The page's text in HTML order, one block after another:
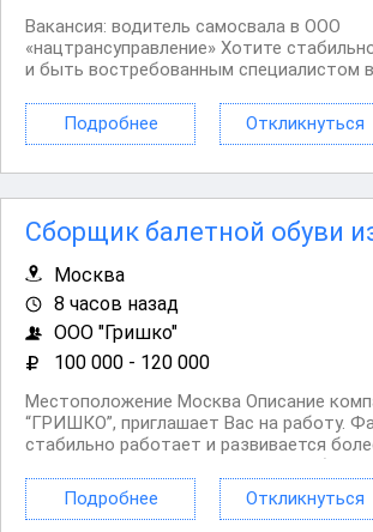
Вакансия: водитель самосвала в ООО
«нацтрансуправление» Хотите
и быть востребованным специалистом
команду опытного водителя категории
профессионализм и создаём
Подробнее Откликнуться
Сборщик балетной обуви
Москва
8 часов назад
ООО "Гришко"
100 000 - 120 000
Местоположение Москва Описание
“ГРИШКО”, приглашает Вас на работу.
стабильно работает и развивается
производит пуанты для артистов
по адресу: г. Москва, проезд завода
корп.4 (метро Авиамоторная, Площадь
Подробнее Откликнуться